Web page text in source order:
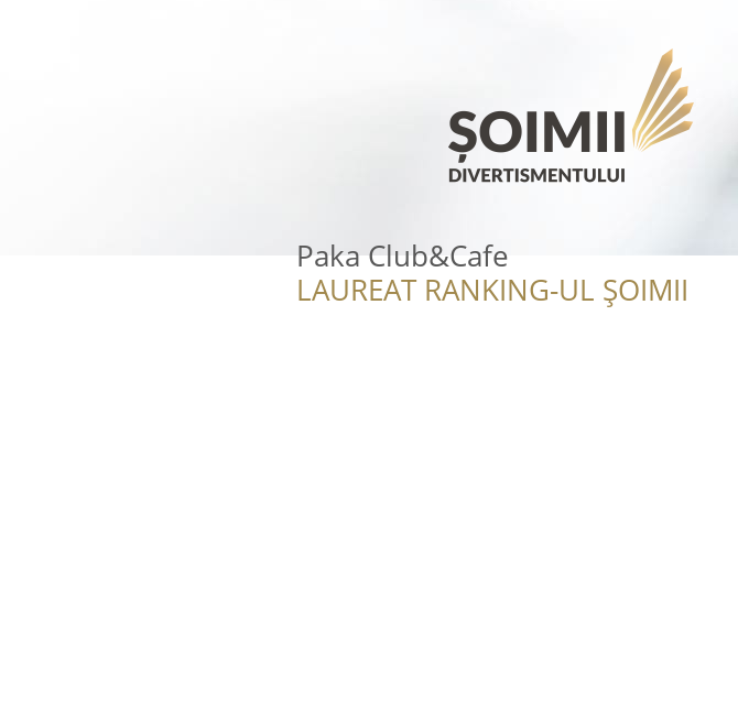
Paka Club&Cafe
LAUREAT RANKING-UL ȘOIMII